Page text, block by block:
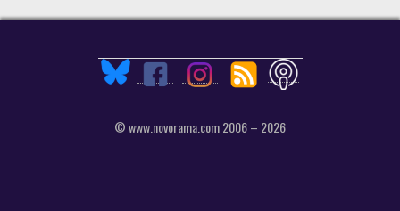
© www.novorama.com 2006 – 2026